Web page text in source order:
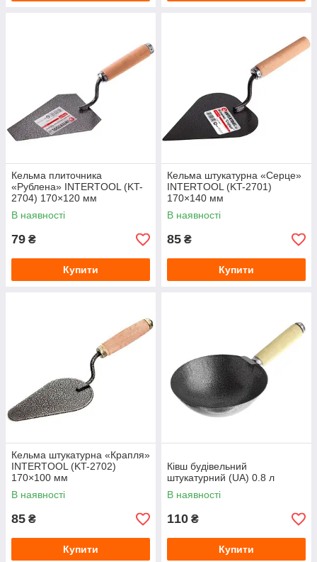
Кельма плиточника
«Рублена» INTERTOOL (KT-
2704) 170×120 мм
В наявності
79 ₴
Купити
Кельма штукатурна «Серце»
INTERTOOL (KT-2701)
170×140 мм
В наявності
85 ₴
Купити
Кельма штукатурна «Крапля»
INTERTOOL (KT-2702)
170×100 мм
В наявності
85 ₴
Купити
Ківш будівельний
штукатурний (UA) 0.8 л
В наявності
110 ₴
Купити